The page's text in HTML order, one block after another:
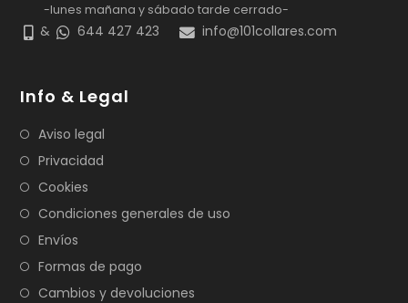
-lunes mañana y sábado tarde cerrado-
& 644 427 423 info@101collares.com
Info & Legal
Aviso legal
Privacidad
Cookies
Condiciones generales de uso
Envíos
Formas de pago
Cambios y devoluciones